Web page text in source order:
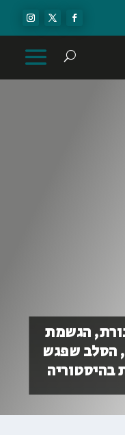
הגשמת
הסלב שפגש
בהיסטוריה